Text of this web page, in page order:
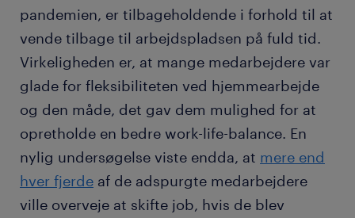
pandemien, er tilbageholdende i forhold til at
vende tilbage til arbejdspladsen på fuld tid.
Virkeligheden er, at mange medarbejdere var
glade for fleksibiliteten ved hjemmearbejde
og den måde, det gav dem mulighed for at
opretholde en bedre work-life-balance. En
nylig undersøgelse viste endda, at mere end
hver fjerde af de adspurgte medarbejdere
ville overveje at skifte job, hvis de blev